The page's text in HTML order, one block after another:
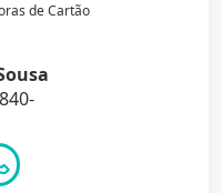
de Cartão